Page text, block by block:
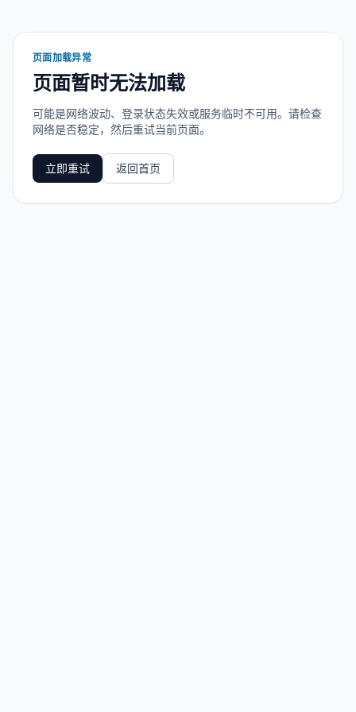
页面加载异常
页面暂时无法加载
可能是网络波动、登录状态失效或服务临时不可用。请检查
网络是否稳定，然后重试当前页面。
立即重试 返回首页